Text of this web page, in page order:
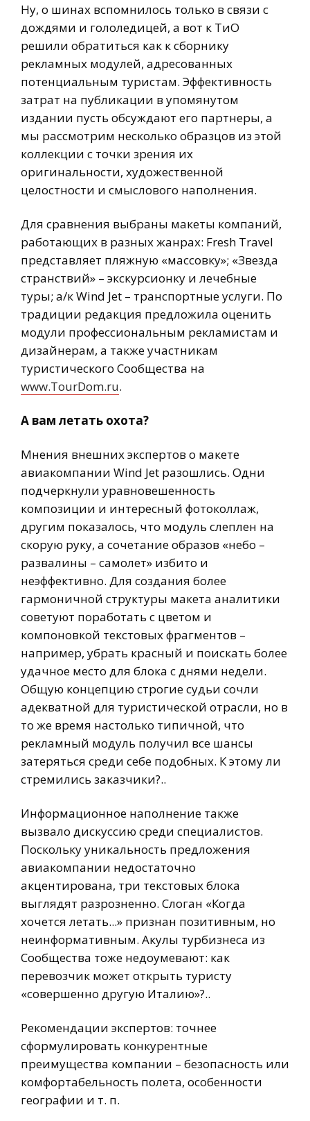
Ну, о шинах вспомнилось только в связи с
дождями и гололедицей, а вот к ТиО
решили обратиться как к сборнику
рекламных модулей, адресованных
потенциальным туристам. Эффективность
затрат на публикации в упомянутом
издании пусть обсуждают его партнеры, а
мы рассмотрим несколько образцов из этой
коллекции с точки зрения их
оригинальности, художественной
целостности и смыслового наполнения.
Для сравнения выбраны макеты компаний,
работающих в разных жанрах: Fresh Travel
представляет пляжную «массовку»; «Звезда
странствий» – экскурсионку и лечебные
туры; а/к Wind Jet – транспортные услуги. По
традиции редакция предложила оценить
модули профессиональным рекламистам и
дизайнерам, а также участникам
туристического Сообщества на
www.TourDom.ru.
А вам летать охота?
Мнения внешних экспертов о макете
авиакомпании Wind Jet разошлись. Одни
подчеркнули уравновешенность
композиции и интересный фотоколлаж,
другим показалось, что модуль слеплен на
скорую руку, а сочетание образов «небо –
развалины – самолет» избито и
неэффективно. Для создания более
гармоничной структуры макета аналитики
советуют поработать с цветом и
компоновкой текстовых фрагментов –
например, убрать красный и поискать более
удачное место для блока с днями недели.
Общую концепцию строгие судьи сочли
адекватной для туристической отрасли, но в
то же время настолько типичной, что
рекламный модуль получил все шансы
затеряться среди себе подобных. К этому ли
стремились заказчики?..
Информационное наполнение также
вызвало дискуссию среди специалистов.
Поскольку уникальность предложения
авиакомпании недостаточно
акцентирована, три текстовых блока
выглядят разрозненно. Слоган «Когда
хочется летать...» признан позитивным, но
неинформативным. Акулы турбизнеса из
Сообщества тоже недоумевают: как
перевозчик может открыть туристу
«совершенно другую Италию»?..
Рекомендации экспертов: точнее
сформулировать конкурентные
преимущества компании – безопасность или
комфортабельность полета, особенности
географии и т. п.